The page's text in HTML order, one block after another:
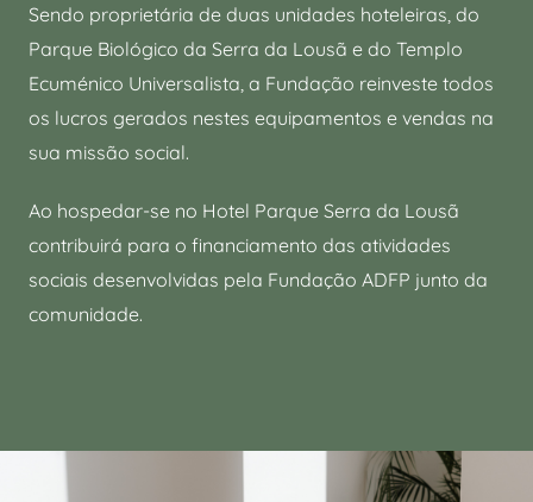
Sendo proprietária de duas unidades hoteleiras, do
Parque Biológico da Serra da Lousã e do Templo
Ecuménico Universalista, a Fundação reinveste todos
os lucros gerados nestes equipamentos e vendas na
sua missão social.
Ao hospedar-se no Hotel Parque Serra da Lousã
contribuirá para o financiamento das atividades
sociais desenvolvidas pela Fundação ADFP junto da
comunidade.